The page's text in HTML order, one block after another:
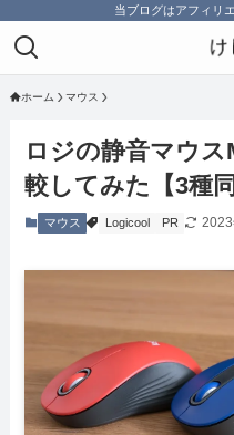
当ブログはアフィリ
ホーム マウス
ロジの静音マウス
較してみた【3種
マウス Logicool PR 2023